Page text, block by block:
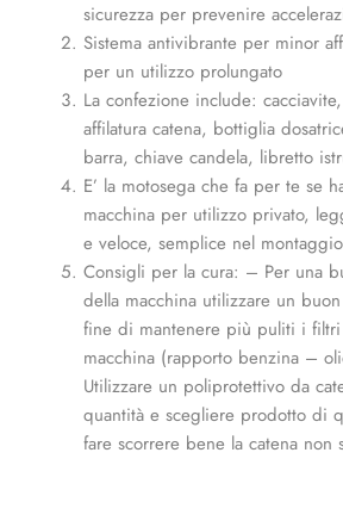
sicurezza per prevenire
Sistema antivibrante per minor
per un utilizzo prolungato
La confezione include:
affilatura catena, bottiglia
barra, chiave candela, libretto
E’ la motosega che fa per te se
macchina per utilizzo privato,
e veloce, semplice nel
Consigli per la cura: – Per una
della macchina utilizzare un
fine di mantenere più puliti i
macchina (rapporto benzina –
Utilizzare un poliprotettivo da
quantità e scegliere prodotto di
fare scorrere bene la catena non